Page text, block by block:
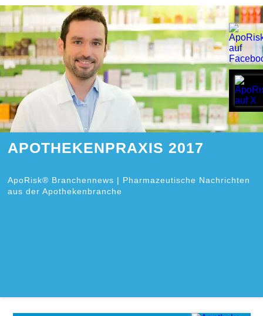
APOTHEKENPRAXIS 2017
ApoRisk® Branchennews | Pharmazeutische Nachrichten
aus der Apothekenbranche